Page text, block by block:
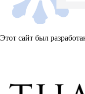
Этот сайт был